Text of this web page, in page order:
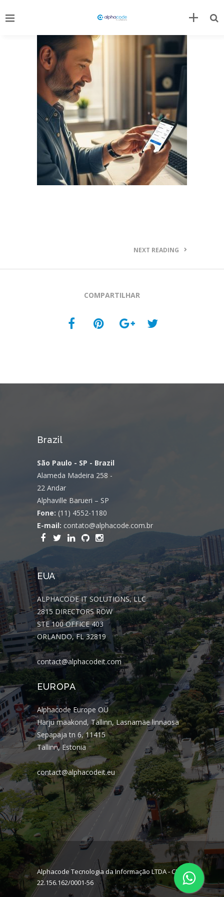
NEXT READING
COMPARTILHAR
Brazil
São Paulo - SP - Brazil
Alameda Madeira 258 -
22 Andar
Alphaville Barueri – SP
Fone: (11) 4552-1180
E-mail: contato@alphacode.com.br
EUA
ALPHACODE IT SOLUTIONS, LLC
2815 DIRECTORS ROW
STE 100 OFFICE 403
ORLANDO, FL 32819
contact@alphacodeit.com
EUROPA
Alphacode Europe OÜ
Harju maakond, Tallinn, Lasnamäe linnaosa
Sepapaja tn 6, 11415
Tallinn, Estonia
contact@alphacodeit.eu
Alphacode Tecnologia da Informação LTDA - CNPJ:
22.156.162/0001-56